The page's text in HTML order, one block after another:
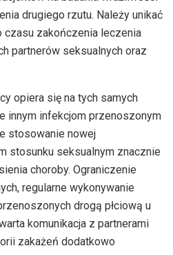
drugiego rzutu. Należy unikać
czasu zakończenia leczenia
partnerów seksualnych oraz
opiera się na tych samych
innym infekcjom przenoszonym
stosowanie nowej
stosunku seksualnym znacznie
choroby. Ograniczenie
regularne wykonywanie
drogą płciową u
komunikacja z partnerami
zakażeń dodatkowo